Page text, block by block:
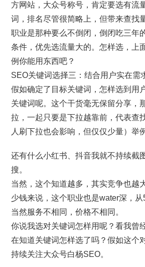
方网站，大众号称号，肯定要选有流
词，排名尽管很简略上，但带来查找
职业是那种要么不倒闭，倒闭吃三年
条件，优先选流量大的。怎样选，上
例你能用东西吧？
SEO关键词选择三：结合用户实在需
假如确定了目标关键词，怎样选到用
关键词呢。这个干货毫无保留分享，
拉，一起只要是下拉越靠前，代表查
人刷下拉也会影响，但仅仅少量）举
还有什么小红书、抖音我就不持续截
搜。
当然，这个知道越多，其实竞争也越
少钱来说，这个职业也是water深，从
当然服务不相同，价格不相同。
你说我选对关键词怎样用呢？看我曾
在知道关键词怎样选了吗？假如这个
持续关注大众号白杨SEO。